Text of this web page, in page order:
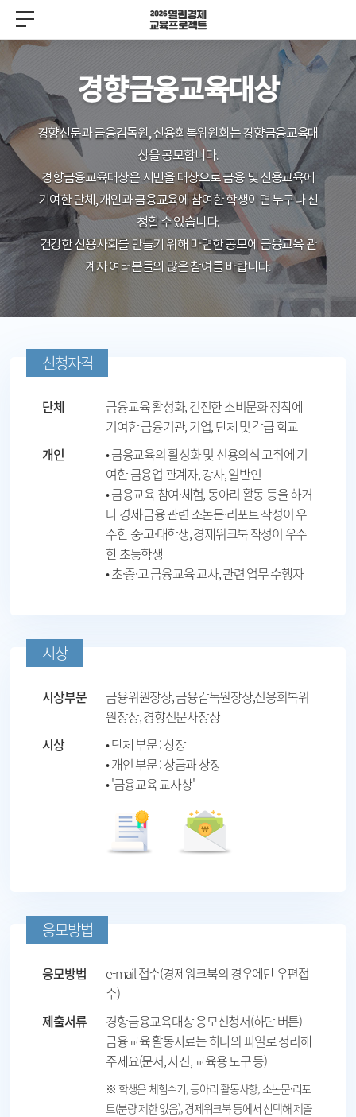
경향금융교육대상
경향신문과 금융감독원, 신용회복위원회는 경향금융교육대
상을 공모합니다.
경향금융교육대상은 시민을 대상으로 금융 및 신용교육에
기여한 단체, 개인과 금융교육에 참여한 학생이면 누구나 신
청할 수 있습니다.
건강한 신용사회를 만들기 위해 마련한 공모에 금융교육 관
계자 여러분들의 많은 참여를 바랍니다.
신청자격
단체
금융교육 활성화, 건전한 소비문화 정착에
기여한 금융기관, 기업, 단체 및 각급 학교
개인
• 금융교육의 활성화 및 신용의식 고취에 기
여한 금융업 관계자, 강사, 일반인
• 금융교육 참여·체험, 동아리 활동 등을 하거
나 경제·금융 관련 소논문·리포트 작성이 우
수한 중·고·대학생, 경제워크북 작성이 우수
한 초등학생
• 초·중·고 금융교육 교사, 관련 업무 수행자
시상
시상부문
금융위원장상, 금융감독원장상,신용회복위
원장상, 경향신문사장상
시상
• 단체 부문 : 상장
• 개인 부문 : 상금과 상장
• '금융교육 교사상'
응모방법
응모방법
e-mail 접수(경제워크북의 경우에만 우편접
수)
제출서류
경향금융교육대상 응모신청서(하단 버튼)
금융교육 활동자료는 하나의 파일로 정리해
주세요(문서, 사진, 교육용 도구 등)
※ 학생은 체험수기, 동아리 활동사항, 소논문·리포
트(분량 제한 없음), 경제워크북 등에서 선택해 제출